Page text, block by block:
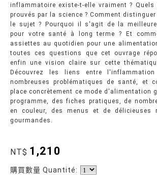
inflammatoire existe-t-elle vraiment ?
prouvés par la science ? Comment
le sujet ? Pourquoi il s'agit de la
pour votre santé à long terme ? Et
assiettes au quotidien pour une
toutes ces questions que cet ouvrage
enfin une vision claire sur cette
Découvrez les liens entre
nombreuses problématiques de santé, et
place concrètement ce mode d'alimentation
programme, des fiches pratiques, de
en couleur, des menus et de délicieuses
gourmandes.
NT$ 1,210
購買數量 Quantité: